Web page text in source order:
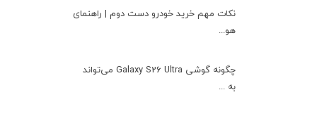
نکات مهم خرید خودرو دست دوم | راهنمای
هو...
چگونه گوشی Galaxy S26 Ultra می‌تواند
به ...